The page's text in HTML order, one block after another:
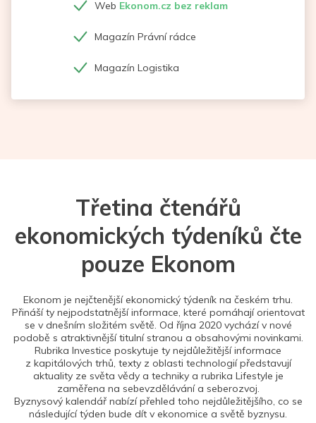
Web Ekonom.cz bez reklam
Magazín Právní rádce
Magazín Logistika
Třetina čtenářů
ekonomických týdeníků čte
pouze Ekonom
Ekonom je nejčtenější ekonomický týdeník na českém trhu.
Přináší ty nejpodstatnější informace, které pomáhají orientovat
se v dnešním složitém světě. Od října 2020 vychází v nové
podobě s atraktivnější titulní stranou a obsahovými novinkami.
Rubrika Investice poskytuje ty nejdůležitější informace
z kapitálových trhů, texty z oblasti technologií představují
aktuality ze světa vědy a techniky a rubrika Lifestyle je
zaměřena na sebevzdělávání a seberozvoj.
Byznysový kalendář nabízí přehled toho nejdůležitějšího, co se
následující týden bude dít v ekonomice a světě byznysu.